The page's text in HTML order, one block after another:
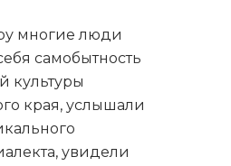
многие люди
самобытность
культуры
края, услышали
увидели